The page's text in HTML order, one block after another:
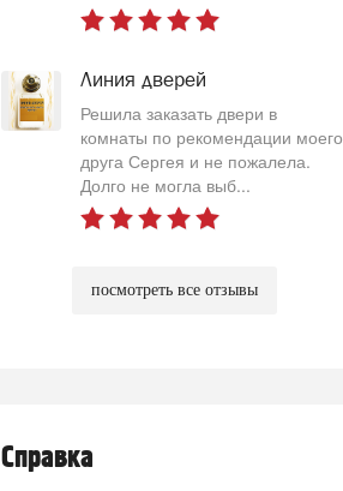
Линия дверей
Решила заказать двери в
комнаты по рекомендации моего
друга Сергея и не пожалела.
Долго не могла выб...
посмотреть все отзывы
Справка